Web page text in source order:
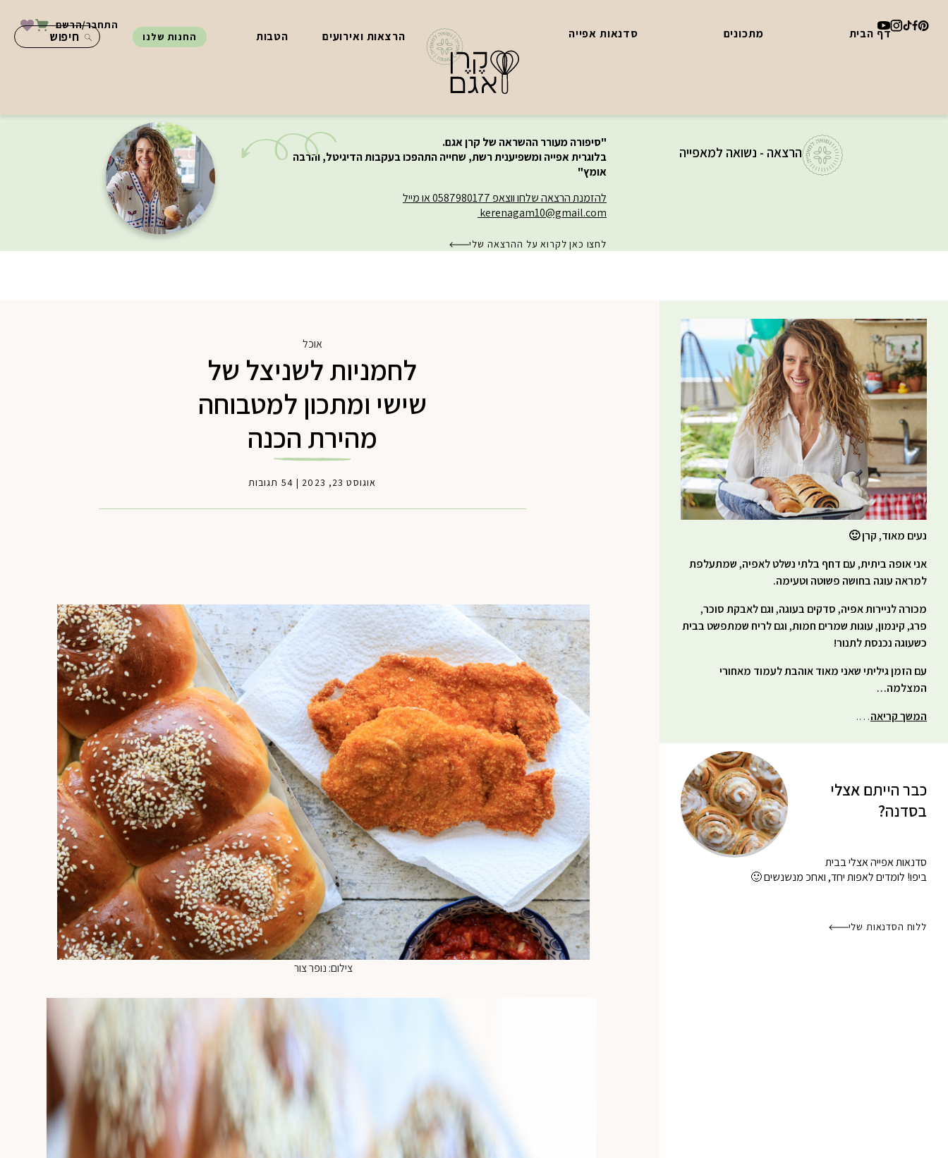
התחבר/הרשם
דף הבית מתכונים סדנאות אפייה הרצאות ואירועים הטבות החנות שלנו
הרצאה - נשואה למאפייה
"סיפורה מעורר ההשראה של קרן אגם.
בלוגרית אפייה ומשפיענית רשת, שחייה התהפכו בעקבות הדיגיטל, והרבה
אומץ"
להזמנת הרצאה שלחו ווצאפ 0587980177 או מייל
kerenagam10@gmail.com
לחצו כאן לקרוא על ההרצאה שלי
נעים מאוד, קרן 🙂
אני אופה ביתית, עם דחף בלתי נשלט לאפיה, שמתעלפת
למראה עוגה בחושה פשוטה וטעימה.
מכורה לניירות אפיה, סדקים בעוגה, וגם לאבקת סוכר,
פרג, קינמון, עוגות שמרים חמות, וגם לריח שמתפשט בבית
כשעוגה נכנסת לתנור!
עם הזמן גיליתי שאני מאוד אוהבת לעמוד מאחורי
המצלמה…
המשך קריאה….
כבר הייתם אצלי
בסדנה?
סדנאות אפייה אצלי בבית
ביפו! לומדים לאפות יחד, ואחכ מנשנשים 🙂
ללוח הסדנאות שלי
אוכל
לחמניות לשניצל של
שישי ומתכון למטבוחה
מהירת הכנה
אוגוסט 23, 2023 |54 תגובות
צילום: נופר צור